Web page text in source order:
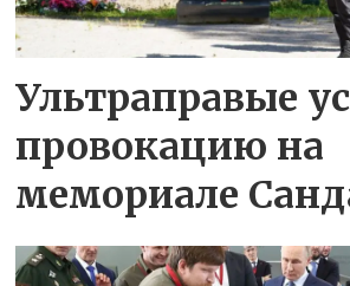
Ультраправые
провокацию на
мемориале